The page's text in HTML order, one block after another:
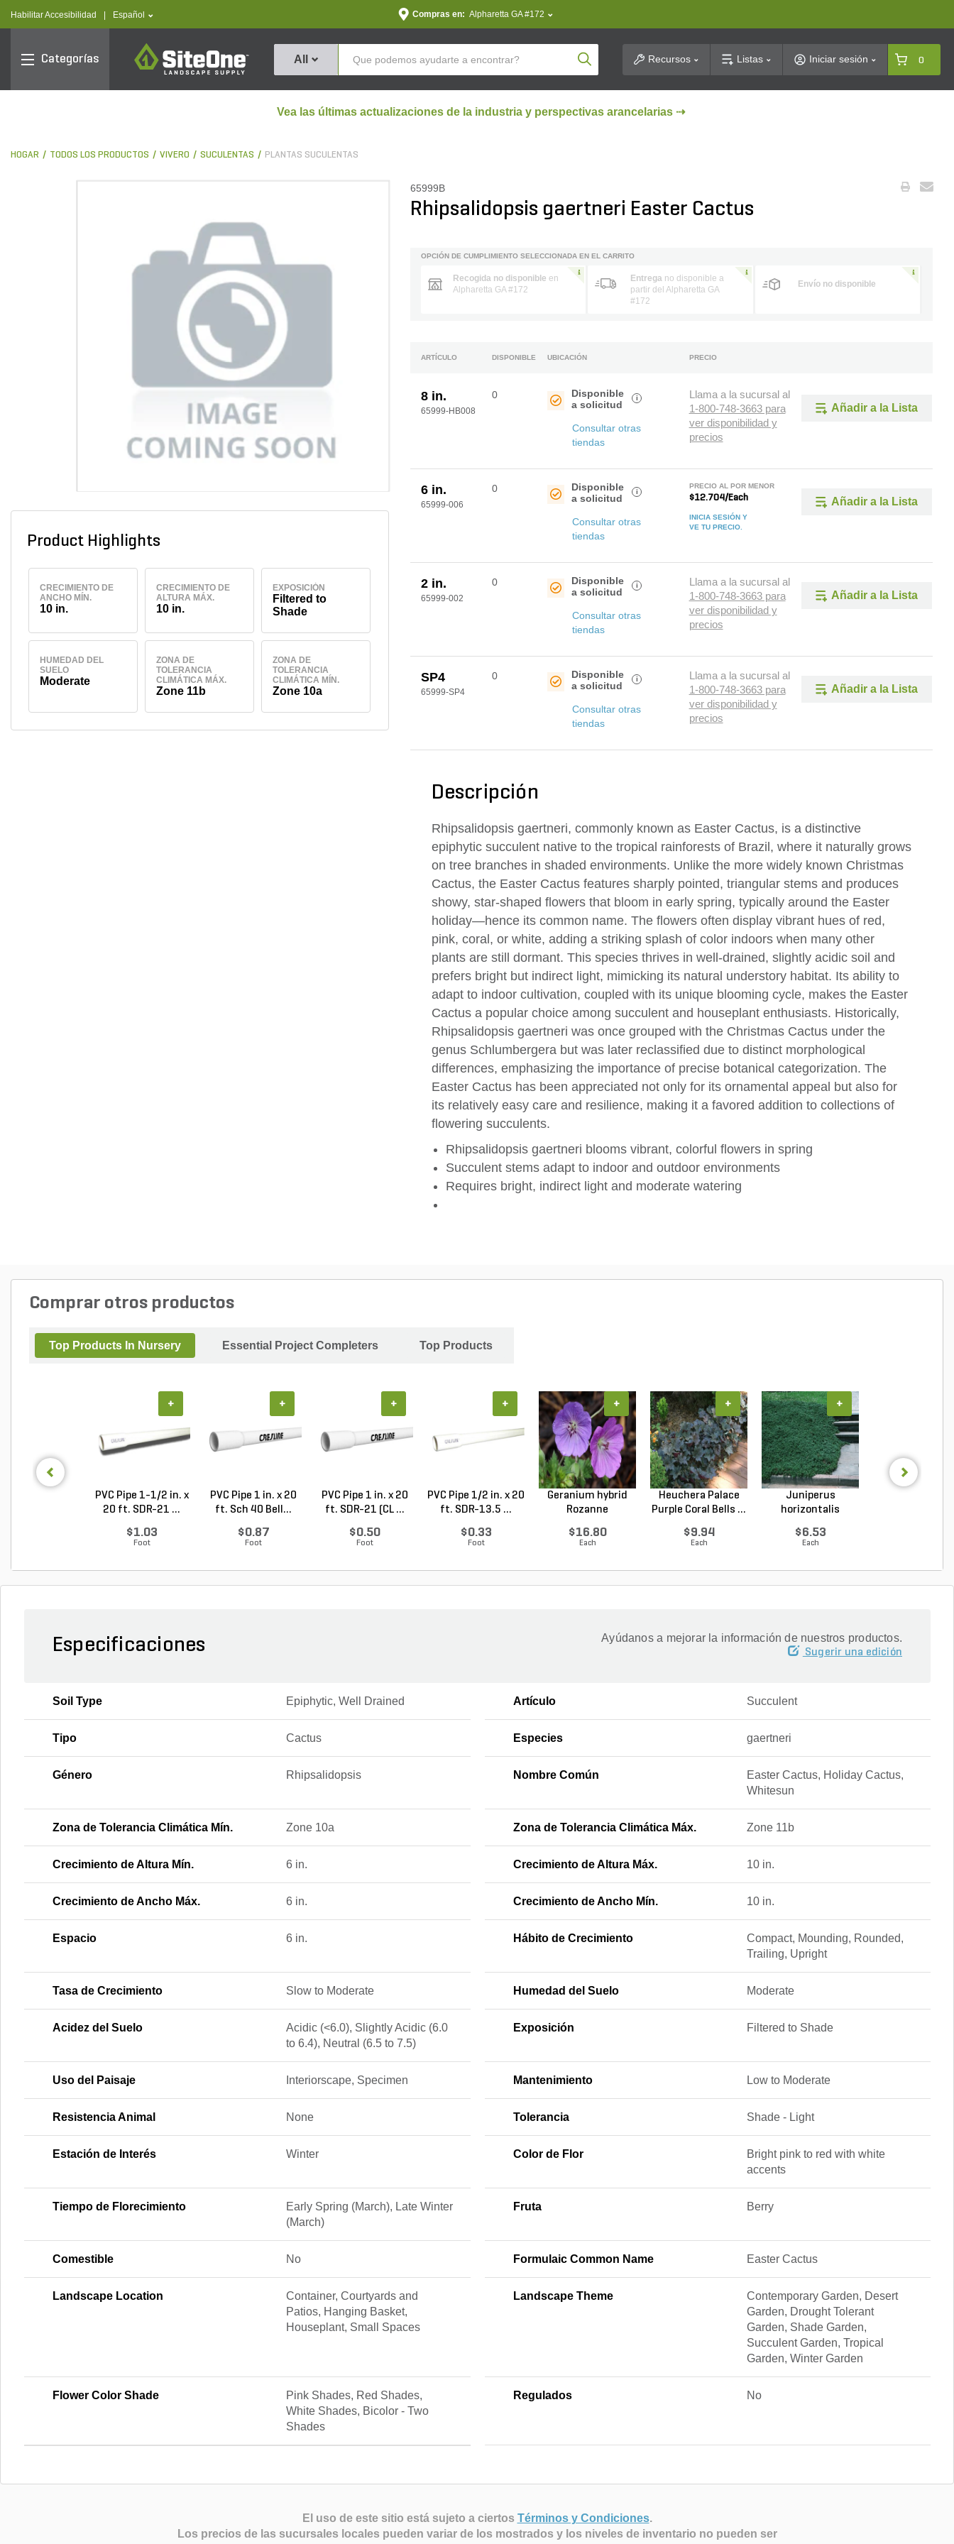
Habilitar Accesibilidad text.language
Español Compras en: Alpharetta GA #172
Categorías
SiteOne
All Product SearchRecursos Listas Iniciar sesión 0
Vea las últimas actualizaciones de la industria y perspectivas arancelarias ⇢
HOGAR TODOS LOS PRODUCTOS VIVERO SUCULENTAS PLANTAS SUCULENTAS
Product Highlights
CRECIMIENTO DE
ANCHO MÍN.
10 in.
CRECIMIENTO DE
ALTURA MÁX.
10 in.
EXPOSICIÓN
Filtered to
Shade
HUMEDAD DEL
SUELO
Moderate
ZONA DE
TOLERANCIA
CLIMÁTICA MÁX.
Zone 11b
ZONA DE
TOLERANCIA
CLIMÁTICA MÍN.
Zone 10a
65999B
Rhipsalidopsis gaertneri Easter Cactus
OPCIÓN DE CUMPLIMIENTO SELECCIONADA EN EL CARRITO
Recogida no disponible en
Alpharetta GA #172
Entrega no disponible a
partir del Alpharetta GA
#172
Envío no disponible
ARTÍCULO DISPONIBLE UBICACIÓN PRECIO
8 in.
65999-HB008
0
Disponible
a solicitud
i
Consultar otras
tiendas
Llama a la sucursal al
1-800-748-3663 para
ver disponibilidad y
precios
Añadir a la Lista
6 in.
65999-006
0
Disponible
a solicitud
i
Consultar otras
tiendas
PRECIO AL POR MENOR
$12.704/Each
INICIA SESIÓN Y
VE TU PRECIO.
Añadir a la Lista
2 in.
65999-002
0
Disponible
a solicitud
i
Consultar otras
tiendas
Llama a la sucursal al
1-800-748-3663 para
ver disponibilidad y
precios
Añadir a la Lista
SP4
65999-SP4
0
Disponible
a solicitud
i
Consultar otras
tiendas
Llama a la sucursal al
1-800-748-3663 para
ver disponibilidad y
precios
Añadir a la Lista
Descripción
Rhipsalidopsis gaertneri, commonly known as Easter Cactus, is a distinctive
epiphytic succulent native to the tropical rainforests of Brazil, where it naturally grows
on tree branches in shaded environments. Unlike the more widely known Christmas
Cactus, the Easter Cactus features sharply pointed, triangular stems and produces
showy, star-shaped flowers that bloom in early spring, typically around the Easter
holiday—hence its common name. The flowers often display vibrant hues of red,
pink, coral, or white, adding a striking splash of color indoors when many other
plants are still dormant. This species thrives in well-drained, slightly acidic soil and
prefers bright but indirect light, mimicking its natural understory habitat. Its ability to
adapt to indoor cultivation, coupled with its unique blooming cycle, makes the Easter
Cactus a popular choice among succulent and houseplant enthusiasts. Historically,
Rhipsalidopsis gaertneri was once grouped with the Christmas Cactus under the
genus Schlumbergera but was later reclassified due to distinct morphological
differences, emphasizing the importance of precise botanical categorization. The
Easter Cactus has been appreciated not only for its ornamental appeal but also for
its relatively easy care and resilience, making it a favored addition to collections of
flowering succulents.
Rhipsalidopsis gaertneri blooms vibrant, colorful flowers in spring
Succulent stems adapt to indoor and outdoor environments
Requires bright, indirect light and moderate watering
Comprar otros productos
Top Products In Nursery Essential Project Completers Top Products
PVC Pipe 1-1/2 in. x
20 ft. SDR-21 ...
$1.03
Foot
+
PVC Pipe 1 in. x 20
ft. Sch 40 Bell...
$0.87
Foot
+
PVC Pipe 1 in. x 20
ft. SDR-21 (CL ...
$0.50
Foot
+
PVC Pipe 1/2 in. x 20
ft. SDR-13.5 ...
$0.33
Foot
+
Geranium hybrid
Rozanne
$16.80
Each
+
Heuchera Palace
Purple Coral Bells ...
$9.94
Each
+
Juniperus
horizontalis
$6.53
Each
+
Especificaciones Ayúdanos a mejorar la información de nuestros productos.
Sugerir una edición
Soil Type Epiphytic, Well Drained Artículo Succulent
Tipo Cactus Especies gaertneri
Género Rhipsalidopsis Nombre Común
Easter Cactus, Holiday Cactus,
Whitesun
Zona de Tolerancia Climática Mín. Zone 10a Zona de Tolerancia Climática Máx. Zone 11b
Crecimiento de Altura Mín. 6 in. Crecimiento de Altura Máx. 10 in.
Crecimiento de Ancho Máx. 6 in. Crecimiento de Ancho Mín. 10 in.
Espacio 6 in. Hábito de Crecimiento
Compact, Mounding, Rounded,
Trailing, Upright
Tasa de Crecimiento Slow to Moderate Humedad del Suelo Moderate
Acidez del Suelo
Acidic (<6.0), Slightly Acidic (6.0
to 6.4), Neutral (6.5 to 7.5)
Exposición Filtered to Shade
Uso del Paisaje Interiorscape, Specimen Mantenimiento Low to Moderate
Resistencia Animal None Tolerancia Shade - Light
Estación de Interés Winter Color de Flor
Bright pink to red with white
accents
Tiempo de Florecimiento
Early Spring (March), Late Winter
(March)
Fruta Berry
Comestible No Formulaic Common Name Easter Cactus
Landscape Location
Container, Courtyards and
Patios, Hanging Basket,
Houseplant, Small Spaces
Landscape Theme
Contemporary Garden, Desert
Garden, Drought Tolerant
Garden, Shade Garden,
Succulent Garden, Tropical
Garden, Winter Garden
Flower Color Shade
Pink Shades, Red Shades,
White Shades, Bicolor - Two
Shades
Regulados No
El uso de este sitio está sujeto a ciertos Términos y Condiciones.
Los precios de las sucursales locales pueden variar de los mostrados y los niveles de inventario no pueden ser